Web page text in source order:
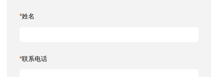
*姓名
*联系电话